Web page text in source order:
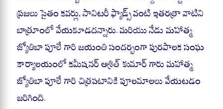
ప్రజలు సైతం కవర్లు, సానిటరీ ఫ్యాడ్స్ వంటి ఇతరత్రా వాటిని
బాత్రూంలో వేయకూడదన్నారు. మరియు నేడు మహాత్మ
జ్యోతిబా పూలే గారి జయంతి సందర్భంగా పురపాలక సంఘ
కార్యాలయంలో కమీషనర్ అశ్రిత్ కుమార్ గారు మహాత్మ
జ్యోతిబా పూలే గారి చిత్రపటానికి పూలమాలలు వేయటడం
జరిగింది.